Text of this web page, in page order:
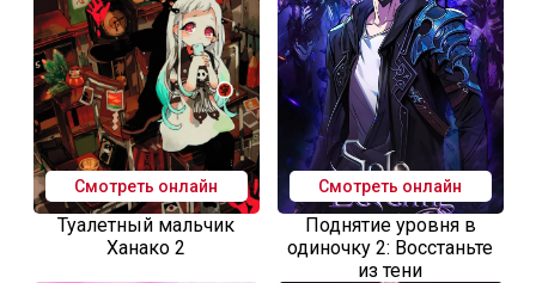
Смотреть онлайн
Туалетный мальчик
Ханако 2
Смотреть онлайн
Поднятие уровня в
одиночку 2: Восстаньте
из тени